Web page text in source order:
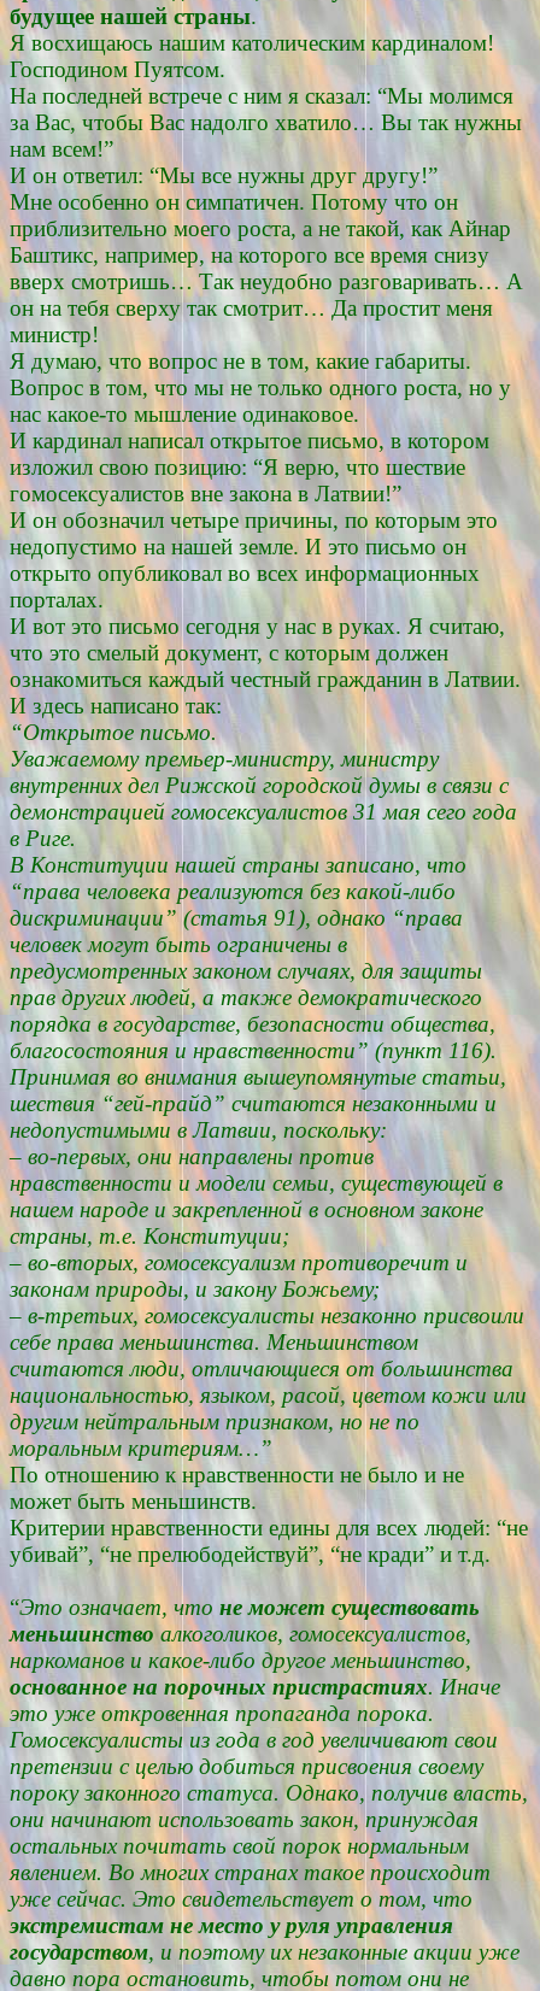
будущее нашей страны.
Я восхищаюсь нашим католическим кардиналом!
Господином Пуятсом.
На последней встрече с ним я сказал: “Мы молимся
за Вас, чтобы Вас надолго хватило… Вы так нужны
нам всем!”
И он ответил: “Мы все нужны друг другу!”
Мне особенно он симпатичен. Потому что он
приблизительно моего роста, а не такой, как Айнар
Баштикс, например, на которого все время снизу
вверх смотришь… Так неудобно разговаривать… А
он на тебя сверху так смотрит… Да простит меня
министр!
Я думаю, что вопрос не в том, какие габариты.
Вопрос в том, что мы не только одного роста, но у
нас какое-то мышление одинаковое.
И кардинал написал открытое письмо, в котором
изложил свою позицию: “Я верю, что шествие
гомосексуалистов вне закона в Латвии!”
И он обозначил четыре причины, по которым это
недопустимо на нашей земле. И это письмо он
открыто опубликовал во всех информационных
порталах.
И вот это письмо сегодня у нас в руках. Я считаю,
что это смелый документ, с которым должен
ознакомиться каждый честный гражданин в Латвии.
И здесь написано так:
“Открытое письмо.
Уважаемому премьер-министру, министру
внутренних дел Рижской городской думы в связи с
демонстрацией гомосексуалистов 31 мая сего года
в Риге.
В Конституции нашей страны записано, что
“права человека реализуются без какой-либо
дискриминации” (статья 91), однако “права
человек могут быть ограничены в
предусмотренных законом случаях, для защиты
прав других людей, а также демократического
порядка в государстве, безопасности общества,
благосостояния и нравственности” (пункт 116).
Принимая во внимания вышеупомянутые статьи,
шествия “гей-прайд” считаются незаконными и
недопустимыми в Латвии, поскольку:
– во-первых, они направлены против
нравственности и модели семьи, существующей в
нашем народе и закрепленной в основном законе
страны, т.е. Конституции;
– во-вторых, гомосексуализм противоречит и
законам природы, и закону Божьему;
– в-третьих, гомосексуалисты незаконно присвоили
себе права меньшинства. Меньшинством
считаются люди, отличающиеся от большинства
национальностью, языком, расой, цветом кожи или
другим нейтральным признаком, но не по
моральным критериям…”
По отношению к нравственности не было и не
может быть меньшинств.
Критерии нравственности едины для всех людей: “не
убивай”, “не прелюбодействуй”, “не кради” и т.д.
“Это означает, что не может существовать
меньшинствоалкоголиков, гомосексуалистов,
наркоманов и какое-либо другое меньшинство,
основанное на порочных пристрастиях. Иначе
это уже откровенная пропаганда порока.
Гомосексуалисты из года в год увеличивают свои
претензии с целью добиться присвоения своему
пороку законного статуса. Однако, получив власть,
они начинают использовать закон, принуждая
остальных почитать свой порок нормальным
явлением. Во многих странах такое происходит
уже сейчас. Это свидетельствует о том, что
экстремистам не место у руля управления
государством, и поэтому их незаконные акции уже
давно пора остановить, чтобы потом они не